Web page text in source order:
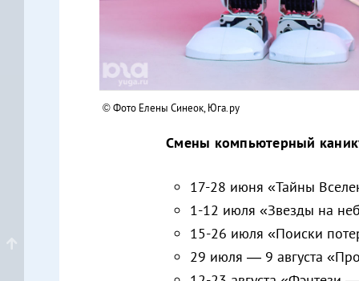
© Фото Елены Синеок, Юга.ру
Смены компьютерный
17-28 июня «Тайны
1-12 июля «Звезды на
15-26 июля «Поиски
29 июля — 9 августа